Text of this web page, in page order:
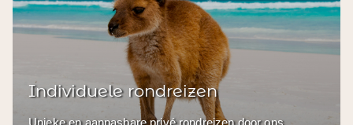
Individuele rondreizen